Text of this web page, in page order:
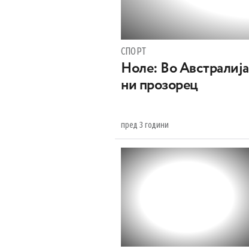
СПОРТ
Ноле: Во
ни прозорец
пред 3 години